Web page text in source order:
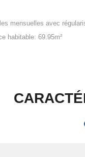
mensuelles avec
habitable: 69.95m²